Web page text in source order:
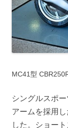
MC41型
シングルスポ
アームを採用
した。ショー